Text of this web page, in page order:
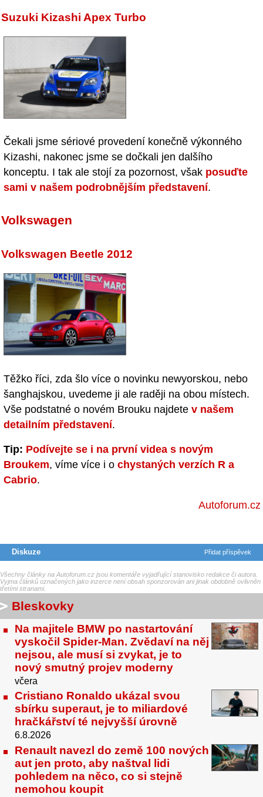
Suzuki Kizashi Apex Turbo
Čekali jsme sériové provedení konečně výkonného
Kizashi, nakonec jsme se dočkali jen dalšího
konceptu. I tak ale stojí za pozornost, však posuďte
sami v našem podrobnějším představení.
Volkswagen
Volkswagen Beetle 2012
Těžko říci, zda šlo více o novinku newyorskou, nebo
šanghajskou, uvedeme ji ale raději na obou místech.
Vše podstatné o novém Brouku najdete v našem
detailním představení.
Tip: Podívejte se i na první videa s novým
Broukem, víme více i o chystaných verzích R a
Cabrio.
Autoforum.cz
Diskuze Přidat příspěvek
Všechny články na Autoforum.cz jsou komentáře vyjadřující stanovisko redakce či autora.
Vyjma článků označených jako inzerce není obsah sponzorován ani jinak obdobně ovlivněn
třetími stranami.
Bleskovky
Na majitele BMW po nastartování
vyskočil Spider-Man. Zvědaví na něj
nejsou, ale musí si zvykat, je to
nový smutný projev moderny
včera
Cristiano Ronaldo ukázal svou
sbírku superaut, je to miliardové
hračkářství té nejvyšší úrovně
6.8.2026
Renault navezl do země 100 nových
aut jen proto, aby naštval lidi
pohledem na něco, co si stejně
nemohou koupit